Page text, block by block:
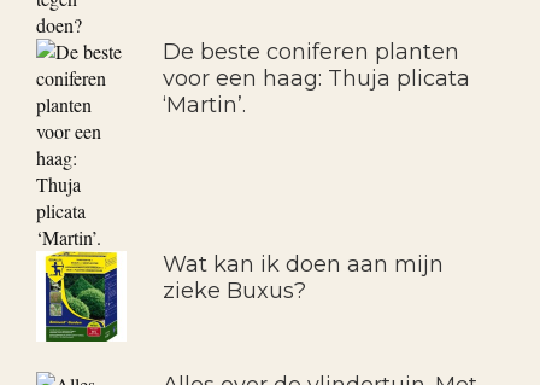
De beste coniferen planten
voor een haag: Thuja plicata
‘Martin’.
Wat kan ik doen aan mijn
zieke Buxus?